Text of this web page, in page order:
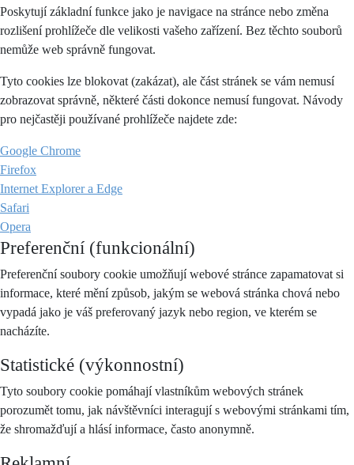
Poskytují základní funkce jako je navigace na stránce nebo změna
rozlišení prohlížeče dle velikosti vašeho zařízení. Bez těchto souborů
nemůže web správně fungovat.
Tyto cookies lze blokovat (zakázat), ale část stránek se vám nemusí
zobrazovat správně, některé části dokonce nemusí fungovat. Návody
pro nejčastěji používané prohlížeče najdete zde:
Google Chrome
Firefox
Internet Explorer a Edge
Safari
Opera
Preferenční (funkcionální)
Preferenční soubory cookie umožňují webové stránce zapamatovat si
informace, které mění způsob, jakým se webová stránka chová nebo
vypadá jako je váš preferovaný jazyk nebo region, ve kterém se
nacházíte.
Statistické (výkonnostní)
Tyto soubory cookie pomáhají vlastníkům webových stránek
porozumět tomu, jak návštěvníci interagují s webovými stránkami tím,
že shromažďují a hlásí informace, často anonymně.